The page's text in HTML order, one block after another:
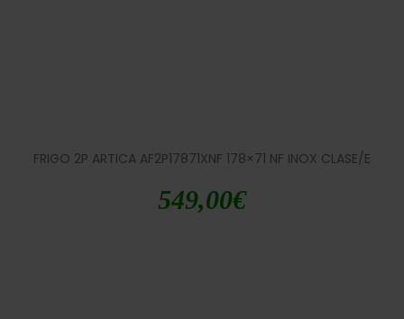
FRIGO 2P ARTICA AF2P17871XNF 178×71 NF INOX CLASE/E
549,00€